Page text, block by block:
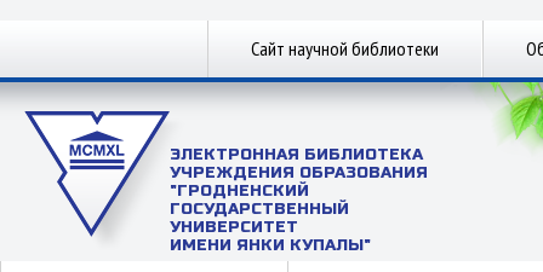
Сайт научной библиотеки
ЭЛЕКТРОННАЯ БИБЛИОТЕКА
УЧРЕЖДЕНИЯ ОБРАЗОВАНИЯ
"ГРОДНЕНСКИЙ
ГОСУДАРСТВЕННЫЙ
УНИВЕРСИТЕТ
ИМЕНИ ЯНКИ КУПАЛЫ"